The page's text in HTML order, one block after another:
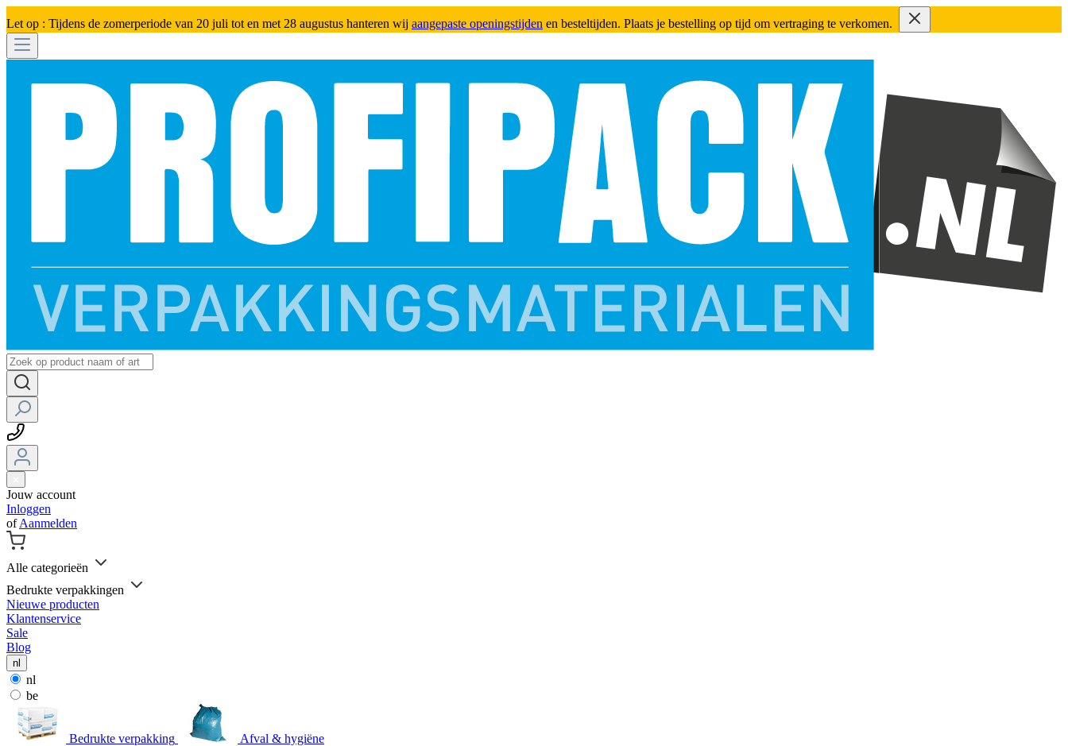
Let op : Tijdens de zomerperiode van 20 juli tot en met 28 augustus hanteren wij aangepaste openingstijden en besteltijden. Plaats je bestelling op tijd om vertraging te verkomen.
Jouw account
Inloggen
ofAanmelden
Alle categorieën
Bedrukte verpakkingen
Nieuwe producten
Klantenservice
Sale
Blog
nl
nl
be
Bedrukte verpakking Afval & hygiëne